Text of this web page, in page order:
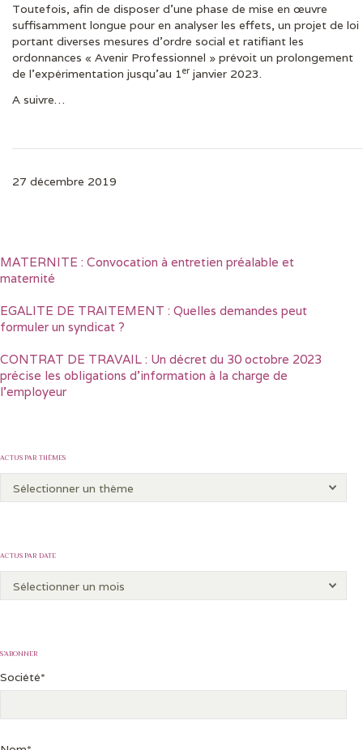
Toutefois, afin de disposer d’une phase de mise en œuvre
suffisamment longue pour en analyser les effets, un projet de loi
portant diverses mesures d’ordre social et ratifiant les
ordonnances « Avenir Professionnel » prévoit un prolongement
de l’expérimentation jusqu’au 1er janvier 2023.
A suivre…
27 décembre 2019
MATERNITE : Convocation à entretien préalable et
maternité
EGALITE DE TRAITEMENT : Quelles demandes peut
formuler un syndicat ?
CONTRAT DE TRAVAIL : Un décret du 30 octobre 2023
précise les obligations d’information à la charge de
l’employeur
ACTUS PAR THÈMES
ACTUS PAR DATE
S’ABONNER
Société*